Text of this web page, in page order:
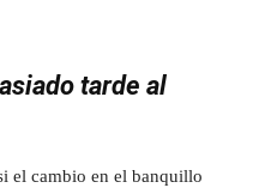
tarde al
el cambio en el banquillo